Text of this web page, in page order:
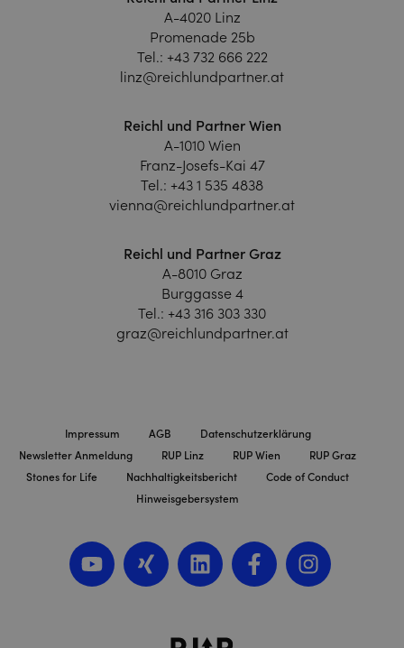
A-4020 Linz
Promenade 25b
Tel.: +43 732 666 222
linz@reichlundpartner.at
Reichl und Partner Wien
A-1010 Wien
Franz-Josefs-Kai 47
Tel.: +43 1 535 4838
vienna@reichlundpartner.at
Reichl und Partner Graz
A-8010 Graz
Burggasse 4
Tel.: +43 316 303 330
graz@reichlundpartner.at
Impressum AGB
Datenschutzerklärung
Newsletter Anmeldung
RUP Linz RUP Wien
RUP Graz
Stones for Life
Nachhaltigkeitsbericht
Code of Conduct
Hinweisgebersystem